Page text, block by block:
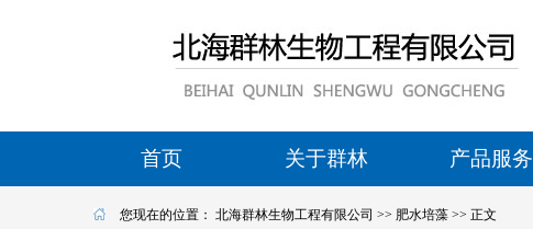
首页 关于群林 产品服务
您现在的位置： 北海群林生物工程有限公司 >> 肥水培藻 >> 正文